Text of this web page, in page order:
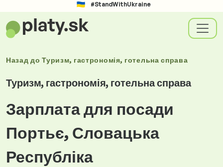
#StandWithUkraine
Назад доТуризм, гастрономія, готельна справа
Туризм, гастрономія, готельна справа
Зарплата для посади
Портьє, Словацька
Республіка